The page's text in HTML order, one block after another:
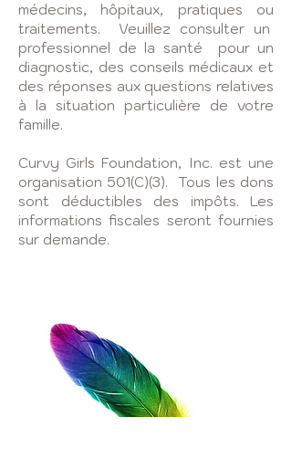
médecins, hôpitaux, pratiques ou
traitements. Veuillez consulter un
professionnel de la santé pour un
diagnostic, des conseils médicaux et
des réponses aux questions relatives
à la situation particulière de votre
famille.
Curvy Girls Foundation, Inc. est une
organisation 501(C)(3). Tous les dons
sont déductibles des impôts. Les
informations fiscales seront fournies
sur demande.